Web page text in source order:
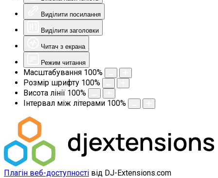
Виділити посилання
Виділити заголовки
Читач з екрана
Режим читання
Масштабування 100%
Розмір шрифту 100%
Висота лінії 100%
Інтервал між літерами 100%
Плагін веб-доступності від DJ-Extensions.com